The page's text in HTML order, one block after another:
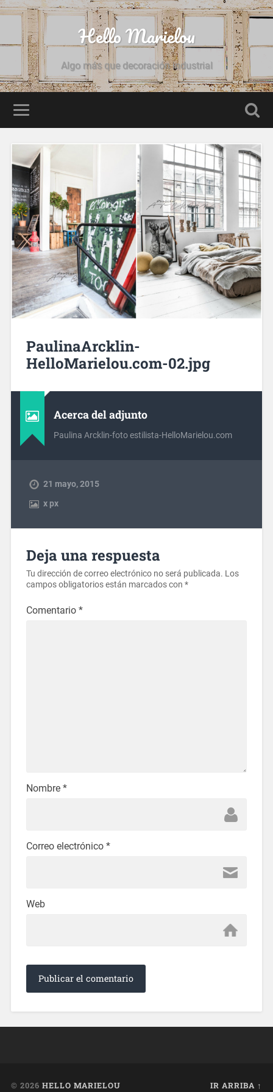
Hello Marielou
Algo más que decoración industrial
PaulinaArcklin-
HelloMarielou.com-02.jpg
Acerca del adjunto
Paulina Arcklin-foto estilista-HelloMarielou.com
21 mayo, 2015
xpx
Deja una respuesta
Tu dirección de correo electrónico no será publicada. Los
campos obligatorios están marcados con *
Comentario *
Nombre *
Correo electrónico *
Web
© 2026 HELLO MARIELOU IR ARRIBA ↑